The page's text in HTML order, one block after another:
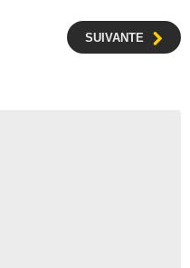
SUIVANTE